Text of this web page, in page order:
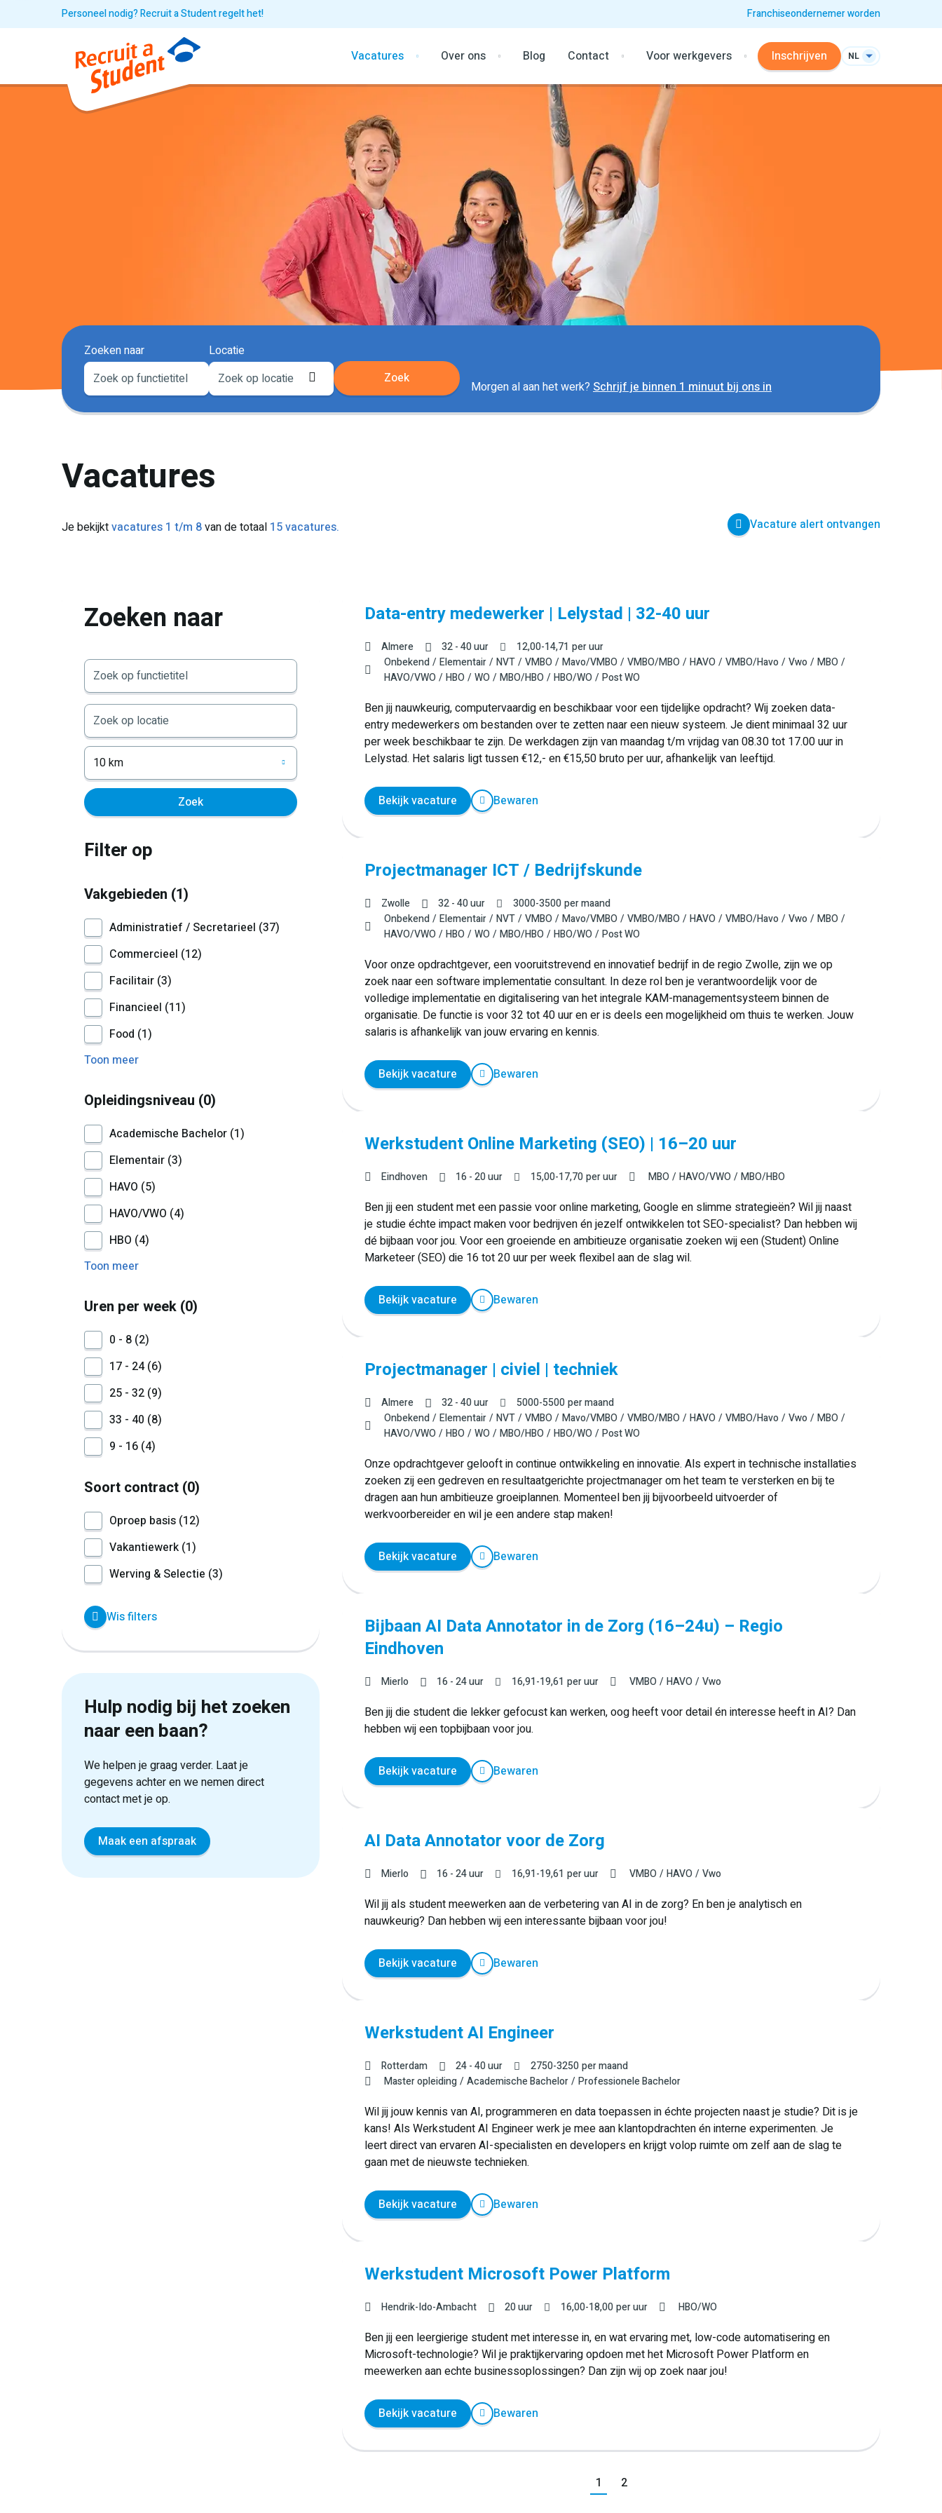
Personeel nodig? Recruit a Student regelt het! Franchiseondernemer worden
Vacatures Over ons Blog Contact Voor werkgevers Inschrijven NL
Zoeken naar
Locatie
Locatie
ophalen
Zoek
Morgen al aan het werk? Schrijf je binnen 1 minuut bij ons in
Vacatures
Je bekijktvacatures 1 t/m 8van de totaal 15 vacatures. Vacature alert ontvangen
Zoeken naar
10 km
Filter op
Vakgebieden 1
Administratief / Secretarieel 37
Commercieel 12
Facilitair 3
Financieel 11
Food 1
Toon meer
Opleidingsniveau 0
Academische Bachelor 1
Elementair 3
HAVO 5
HAVO/VWO 4
HBO 4
Toon meer
Uren per week 0
0 - 8 2
17 - 24 6
25 - 32 9
33 - 40 8
9 - 16 4
Soort contract 0
Oproep basis 12
Vakantiewerk 1
Werving & Selectie 3
Wis filters
Hulp nodig bij het zoeken
naar een baan?
We helpen je graag verder. Laat je
gegevens achter en we nemen direct
contact met je op.
Maak een afspraak
Data-entry medewerker | Lelystad | 32-40 uur
Almere 32 - 40 uur 12,00-14,71 per uur
Onbekend
Elementair NVT VMBO Mavo/VMBO VMBO/MBO HAVO VMBO/Havo Vwo
MBO
HAVO/VWO
HBO WO MBO/HBO HBO/WO Post WO
Ben jij nauwkeurig, computervaardig en beschikbaar voor een tijdelijke opdracht? Wij zoeken data-
entry medewerkers om bestanden over te zetten naar een nieuw systeem. Je dient minimaal 32 uur
per week beschikbaar te zijn. De werkdagen zijn van maandag t/m vrijdag van 08.30 tot 17.00 uur in
Lelystad. Het salaris ligt tussen €12,- en €15,50 bruto per uur, afhankelijk van leeftijd.
Bekijk vacature Bewaren
Projectmanager ICT / Bedrijfskunde
Zwolle 32 - 40 uur 3000-3500per maand
Onbekend
Elementair NVT VMBO Mavo/VMBO VMBO/MBO HAVO VMBO/Havo Vwo
MBO
HAVO/VWO
HBO WO MBO/HBO HBO/WO Post WO
Voor onze opdrachtgever, een vooruitstrevend en innovatief bedrijf in de regio Zwolle, zijn we op
zoek naar een software implementatie consultant. In deze rol ben je verantwoordelijk voor de
volledige implementatie en digitalisering van het integrale KAM-managementsysteem binnen de
organisatie. De functie is voor 32 tot 40 uur en er is deels een mogelijkheid om thuis te werken. Jouw
salaris is afhankelijk van jouw ervaring en kennis.
Bekijk vacature Bewaren
Werkstudent Online Marketing (SEO) | 16–20 uur
Eindhoven 16 - 20 uur 15,00-17,70per uur MBO HAVO/VWO MBO/HBO
Ben jij een student met een passie voor online marketing, Google en slimme strategieën? Wil jij naast
je studie échte impact maken voor bedrijven én jezelf ontwikkelen tot SEO-specialist? Dan hebben wij
dé bijbaan voor jou. Voor een groeiende en ambitieuze organisatie zoeken wij een (Student) Online
Marketeer (SEO) die 16 tot 20 uur per week flexibel aan de slag wil.
Bekijk vacature Bewaren
Projectmanager | civiel | techniek
Almere 32 - 40 uur 5000-5500per maand
Onbekend
Elementair NVT VMBO Mavo/VMBO VMBO/MBO HAVO VMBO/Havo Vwo
MBO
HAVO/VWO
HBO WO MBO/HBO HBO/WO Post WO
Onze opdrachtgever gelooft in continue ontwikkeling en innovatie. Als expert in technische installaties
zoeken zij een gedreven en resultaatgerichte projectmanager om het team te versterken en bij te
dragen aan hun ambitieuze groeiplannen. Momenteel ben jij bijvoorbeeld uitvoerder of
werkvoorbereider en wil je een andere stap maken!
Bekijk vacature Bewaren
Bijbaan AI Data Annotator in de Zorg (16–24u) – Regio
Eindhoven
Mierlo 16 - 24 uur 16,91-19,61 per uur VMBO HAVO Vwo
Ben jij die student die lekker gefocust kan werken, oog heeft voor detail én interesse heeft in AI? Dan
hebben wij een topbijbaan voor jou.
Bekijk vacature Bewaren
AI Data Annotator voor de Zorg
Mierlo 16 - 24 uur 16,91-19,61 per uur VMBO HAVO Vwo
Wil jij als student meewerken aan de verbetering van AI in de zorg? En ben je analytisch en
nauwkeurig? Dan hebben wij een interessante bijbaan voor jou!
Bekijk vacature Bewaren
Werkstudent AI Engineer
Rotterdam 24 - 40 uur 2750-3250per maand
Master opleiding
Academische Bachelor Professionele Bachelor
Wil jij jouw kennis van AI, programmeren en data toepassen in échte projecten naast je studie? Dit is je
kans! Als Werkstudent AI Engineer werk je mee aan klantopdrachten én interne experimenten. Je
leert direct van ervaren AI-specialisten en developers en krijgt volop ruimte om zelf aan de slag te
gaan met de nieuwste technieken.
Bekijk vacature Bewaren
Werkstudent Microsoft Power Platform
Hendrik-Ido-Ambacht 20 uur 16,00-18,00per uur HBO/WO
Ben jij een leergierige student met interesse in, en wat ervaring met, low-code automatisering en
Microsoft-technologie? Wil je praktijkervaring opdoen met het Microsoft Power Platform en
meewerken aan echte businessoplossingen? Dan zijn wij op zoek naar jou!
Bekijk vacature Bewaren
Vorige
1 2